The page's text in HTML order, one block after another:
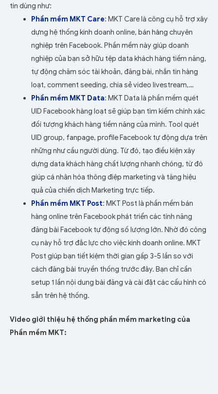
tin dùng như:
Phần mềm MKT Care: MKT Care là công cụ hỗ trợ xây
dựng hệ thống kinh doanh online, bán hàng chuyên
nghiệp trên Facebook. Phần mềm này giúp doanh
nghiệp của bạn sở hữu tệp data khách hàng tiềm năng,
tự động chăm sóc tài khoản, đăng bài, nhắn tin hàng
loạt, comment seeding, chia sẻ video livestream,…
Phần mềm MKT Data: MKT Data là phần mềm quét
UID Facebook hàng loạt sẽ giúp bạn tìm kiếm chính xác
đối tượng khách hàng tiềm năng của mình. Tool quét
UID group, fanpage, profile Facebook tự động dựa trên
những như cầu người dùng. Từ đó, tạo điều kiện xây
dựng data khách hàng chất lượng nhanh chóng, từ đó
giúp cá nhân hóa thông điệp marketing và tăng hiệu
quả của chiến dịch Marketing trực tiếp.
Phần mềm MKT Post: MKT Post là phần mềm bán
hàng online trên Facebook phát triển các tính năng
đăng bài Facebook tự động số lượng lớn. Nhờ đó công
cụ này hỗ trợ đắc lực cho việc kinh doanh online. MKT
Post giúp bạn tiết kiệm thời gian gấp 3-5 lần so với
cách đăng bài truyền thống trước đây. Bạn chỉ cần
setup 1 lần nội dung bài đăng và cài đặt các cấu hình có
sẵn trên hệ thống.
Video giới thiệu hệ thống phần mềm marketing của
Phần mềm MKT: